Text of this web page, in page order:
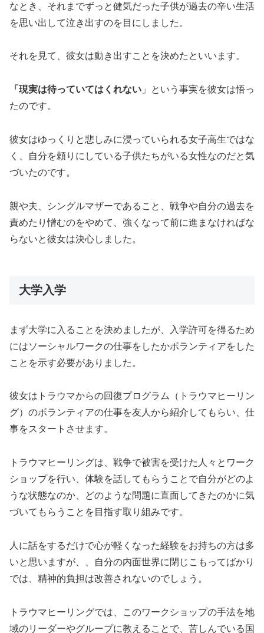
なとき、それまでずっと健気だった子供が過去の辛い生活
を思い出して泣き出すのを目にしました。
それを見て、彼女は動き出すことを決めたといいます。
「現実は待っていてはくれない 」という事実を彼女は悟っ
たのです。
彼女はゆっくりと悲しみに浸っていられる女子高生ではな
く、自分を頼りにしている子供たちがいる女性なのだと気
づいたのです。
親や夫、シングルマザーであること、戦争や自分の過去を
責めたり憎むのをやめて、強くなって前に進まなければな
らないと彼女は決心しました。
大学入学
まず大学に入ることを決めましたが、入学許可を得るため
にはソーシャルワークの仕事をしたかボランティアをした
ことを示す必要がありました。
彼女はトラウマからの回復プログラム（トラウマヒーリン
グ）のボランティアの仕事を友人から紹介してもらい、仕
事をスタートさせます。
トラウマヒーリングは、戦争で被害を受けた人々とワーク
ショップを行い、体験を話してもらうことで自分がどのよ
うな状態なのか、どのような問題に直面してきたのかに気
づいてもらうことを目指す取り組みです。
人に話をするだけで心が軽くなった経験をお持ちの方は多
いと思いますが、、自分の内面世界に閉じこもってばかり
では、精神的負担は改善されないのでしょう。
トラウマヒーリングでは、このワークショップの手法を地
域のリーダーやグループに教えることで、苦しんでいる国